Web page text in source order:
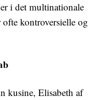
i det multinationale
kontroversielle og
kusine, Elisabeth af